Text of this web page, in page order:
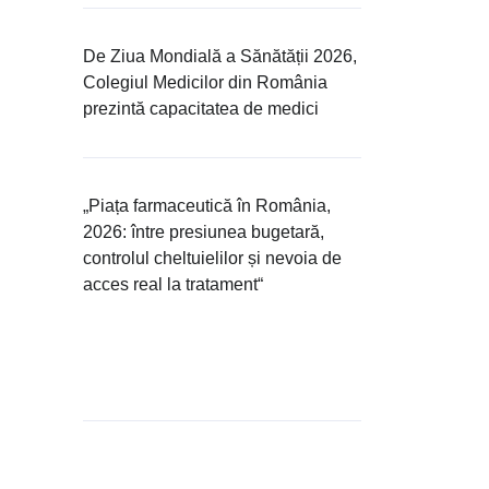
De Ziua Mondială a Sănătății 2026,
Colegiul Medicilor din România
prezintă capacitatea de medici
„Piața farmaceutică în România,
2026: între presiunea bugetară,
controlul cheltuielilor și nevoia de
acces real la tratament“